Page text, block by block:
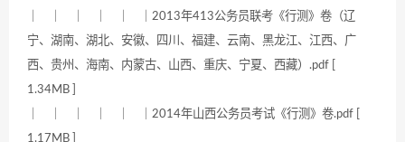
｜ ｜ ｜ ｜ ｜ ｜2013年413公务员联考《行测》卷（辽
宁、湖南、湖北、安徽、四川、福建、云南、黑龙江、江西、广
西、贵州、海南、内蒙古、山西、重庆、宁夏、西藏）.pdf [
1.34MB ]
｜ ｜ ｜ ｜ ｜ ｜2014年山西公务员考试《行测》卷.pdf [
1.17MB ]